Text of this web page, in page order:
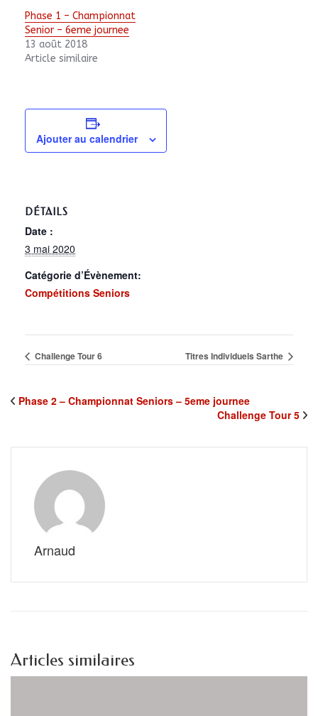
Phase 1 – Championnat
Senior – 6eme journee
13 août 2018
Article similaire
Ajouter au calendrier
DÉTAILS
Date :
3 mai 2020
Catégorie d’Évènement:
Compétitions Seniors
Challenge Tour 6 Titres Individuels Sarthe
Phase 2 – Championnat Seniors – 5eme journee
Challenge Tour 5
Arnaud
Articles similaires